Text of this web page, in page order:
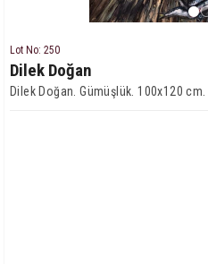
Lot No: 250
Dilek Doğan
Dilek Doğan. Gümüşlük. 100x120